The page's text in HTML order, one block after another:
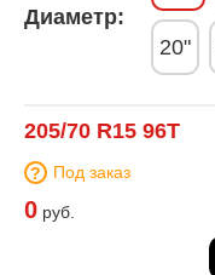
Диаметр:
20"
205/70 R15 96T
Под заказ
0 руб.